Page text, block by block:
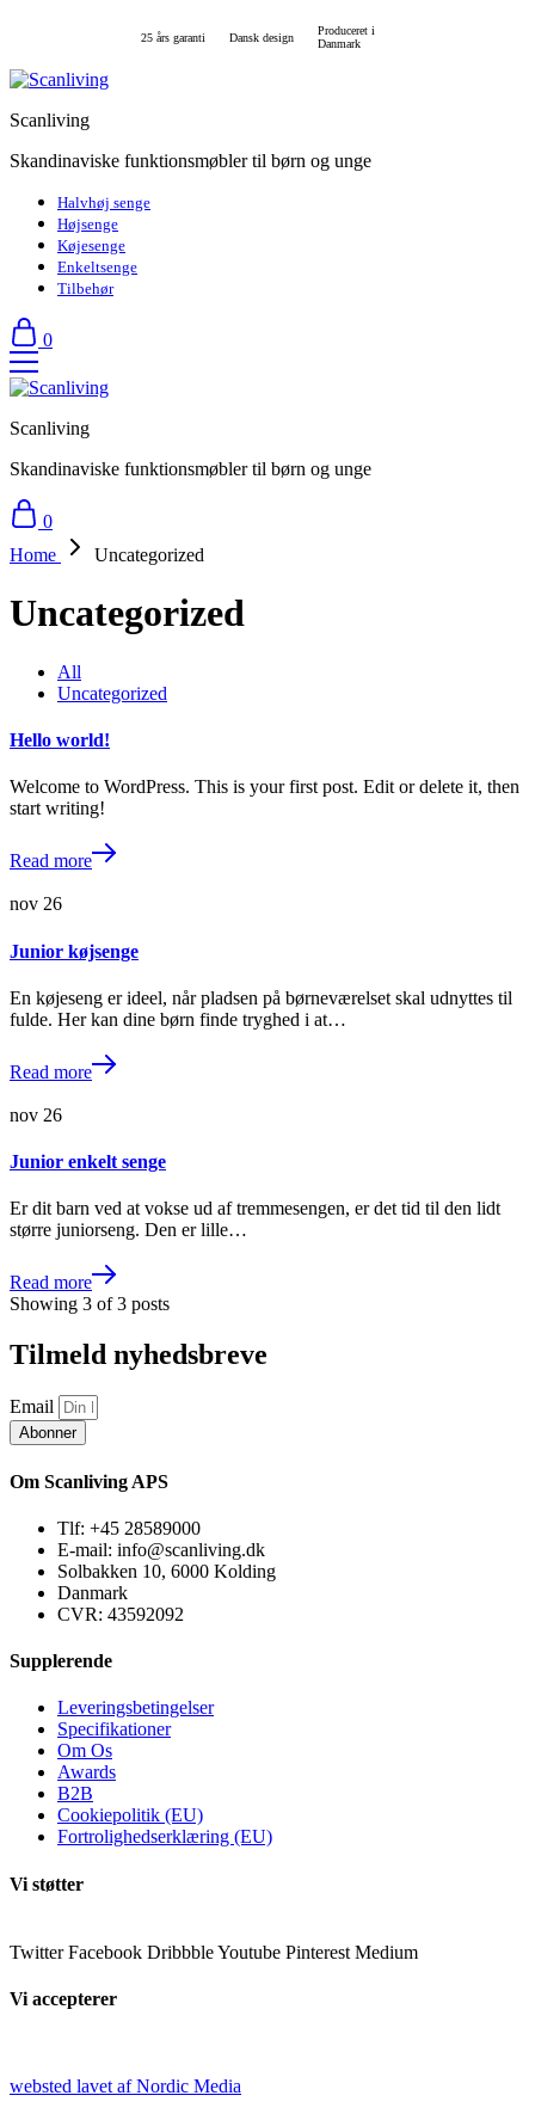
25 års garanti Dansk design
Produceret i
Danmark
Scanliving
Skandinaviske funktionsmøbler til børn og unge
Halvhøj senge
Højsenge
Køjesenge
Enkeltsenge
Tilbehør
0
Scanliving
Skandinaviske funktionsmøbler til børn og unge
0
Home
Uncategorized
Uncategorized
All
Uncategorized
Hello world!
Welcome to WordPress. This is your first post. Edit or delete it, then
start writing!
Read more
nov 26
Junior køjsenge
En køjeseng er ideel, når pladsen på børneværelset skal udnyttes til
fulde. Her kan dine børn finde tryghed i at…
Read more
nov 26
Junior enkelt senge
Er dit barn ved at vokse ud af tremmesengen, er det tid til den lidt
større juniorseng. Den er lille…
Read more
Showing 3 of3 posts
Tilmeld nyhedsbreve
Email
Abonner
Om Scanliving APS
Tlf: +45 28589000
E-mail: info@scanliving.dk
Solbakken 10, 6000 Kolding
Danmark
CVR: 43592092
Supplerende
Leveringsbetingelser
Specifikationer
Om Os
Awards
B2B
Cookiepolitik (EU)
Fortrolighedserklæring (EU)
Vi støtter
Twitter Facebook DribbbleYoutube Pinterest Medium
Vi accepterer
websted lavet af Nordic Media